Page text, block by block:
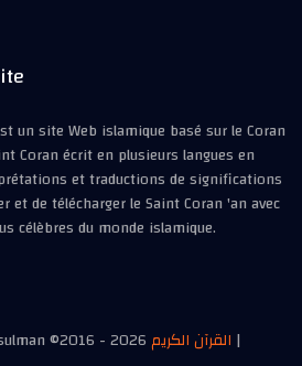
un site Web islamique basé sur le Coran
Coran écrit en plusieurs langues en
et traductions de significations
et de télécharger le Saint Coran 'an avec
célèbres du monde islamique.
©2016 -2026القرآن الكريم |